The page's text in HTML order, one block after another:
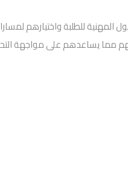
للطلبة واختيارهم
مما يساعدهم على مواجهة